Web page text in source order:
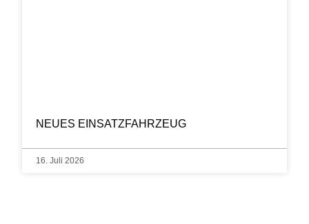
NEUES EINSATZFAHRZEUG
16. Juli 2026